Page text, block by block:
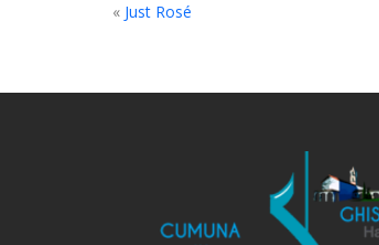
« Just Rosé